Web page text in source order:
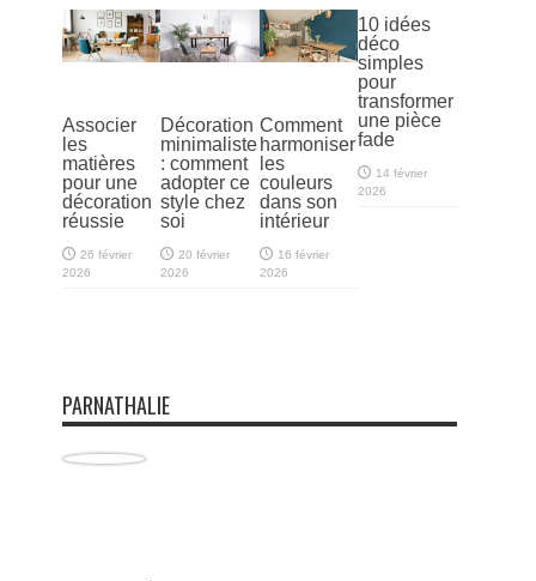
Associer
les
matières
pour une
décoration
réussie
26 février
2026
Décoration
minimaliste
: comment
adopter ce
style chez
soi
20 février
2026
Comment
harmoniser
les
couleurs
dans son
intérieur
16 février
2026
10 idées
déco
simples
pour
transformer
une pièce
fade
14 février
2026
PARNATHALIE